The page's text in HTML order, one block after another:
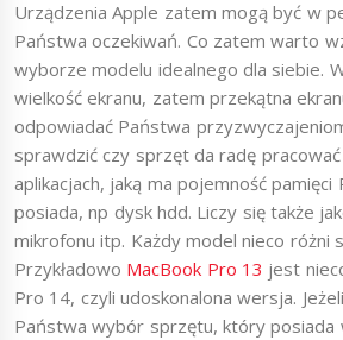
Urządzenia Apple zatem mogą być w
Państwa oczekiwań. Co zatem warto
wyborze modelu idealnego dla siebie.
wielkość ekranu, zatem przekątna
odpowiadać Państwa
sprawdzić czy sprzęt da radę
aplikacjach, jaką ma pojemność pamięci
posiada, np dysk hdd. Liczy się także
mikrofonu itp. Każdy model nieco różni
Przykładowo MacBook Pro 13 jest
Pro 14, czyli udoskonalona wersja.
Państwa wybór sprzętu, który posiada